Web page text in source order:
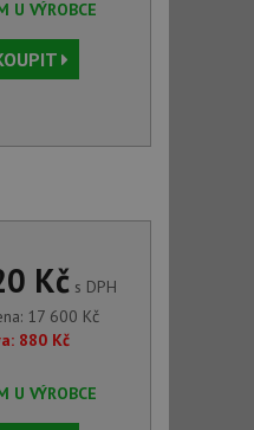
U VÝROBCE
Kčs DPH
17 600 Kč
880 Kč
U VÝROBCE